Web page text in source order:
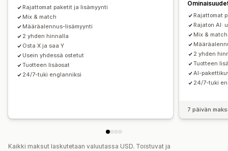
Kiinteät alennukset Prosenttialennukset
Ilmainen toimitus
Tukkuhinnoittelu
Mukautettu hinnoittelu
Tuotepaketit
Määräalennukset
Volyymialennukset
Porrastetut alennukset
Kestotilauksen päivitys/korotus
Analytiikka
A/B-testaus Suositusten tehokkuus
Optimointiehdotukset
Rajattomat paketit ja lisämyynti
Mix & match
Määräalennus-lisämyynti
2 yhden hinnalla
Osta X ja saa Y
Usein yhdessä ostetut
Tuotteen lisäosat
24/7-tuki englanniksi
Rajattomat
Rajaton AI:
Mix & match
2 yhden
Tuotteen
AI-
24/7-tuki
7 päivän
Kaikki maksut laskutetaan valuutassa USD. Toistuvat ja